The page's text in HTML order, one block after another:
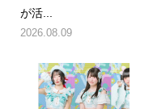
が活...
2026.08.09